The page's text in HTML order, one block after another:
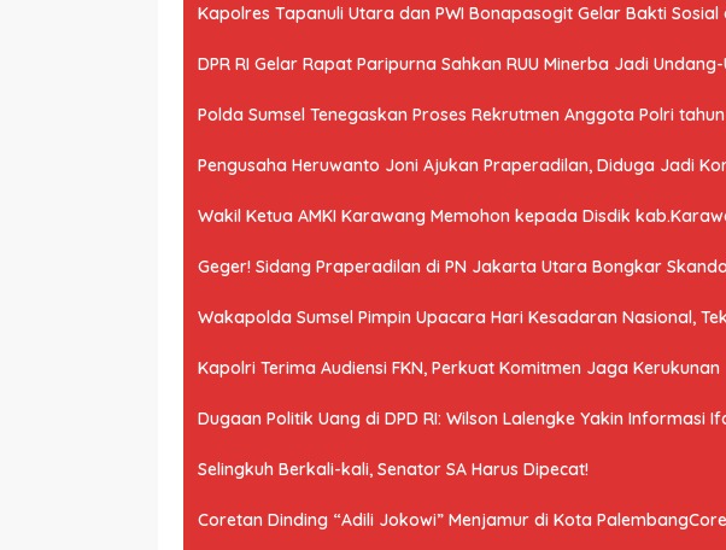
Kapolres Tapanuli Utara dan PWI Bonapasogit Gelar Bakti Sosial
DPR RI Gelar Rapat Paripurna Sahkan RUU Minerba Jadi
Polda Sumsel Tenegaskan Proses Rekrutmen Anggota Polri
Pengusaha Heruwanto Joni Ajukan Praperadilan, Diduga Jadi
Wakil Ketua AMKI Karawang Memohon kepada Disdik
Geger! Sidang Praperadilan di PN Jakarta Utara Bongkar
Wakapolda Sumsel Pimpin Upacara Hari Kesadaran Nasional,
Kapolri Terima Audiensi FKN, Perkuat Komitmen Jaga Kerukunan
Dugaan Politik Uang di DPD RI: Wilson Lalengke Yakin
Selingkuh Berkali-kali, Senator SA Harus Dipecat!
Coretan Dinding “Adili Jokowi” Menjamur di Kota